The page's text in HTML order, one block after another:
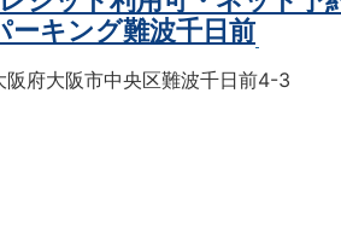
ーキング難波千日前
阪府大阪市中央区難波千日前4-3